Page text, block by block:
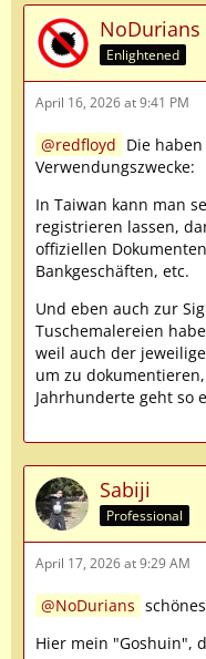
NoDurians
Enlightened
April 16, 2026 at 9:41 PM
redfloyd Die
Verwendungszwecke:
In Taiwan kann man
registrieren lassen,
offiziellen
Bankgeschäften, etc.
Und eben auch zur
Tuschemalereien
weil auch der
um zu
Jahrhunderte geht so
Sabiji
Professional
April 17, 2026 at 9:29 AM
NoDurians
Hier mein "Goshuin",